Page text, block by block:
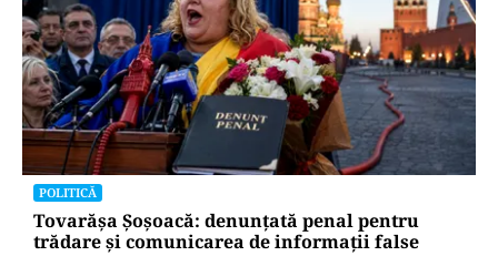
POLITICĂ
Tovarășa Șoșoacă: denunțată penal pentru
trădare și comunicarea de informații false